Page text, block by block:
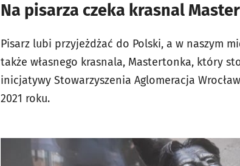
Na pisarza czeka krasnal
Pisarz lubi przyjeżdżać do Polski, a w naszym
także własnego krasnala, Mastertonka, który
inicjatywy Stowarzyszenia Aglomeracja
2021 roku.